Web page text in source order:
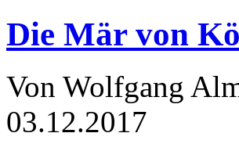
Die Mär von
Von Wolfgang
03.12.2017